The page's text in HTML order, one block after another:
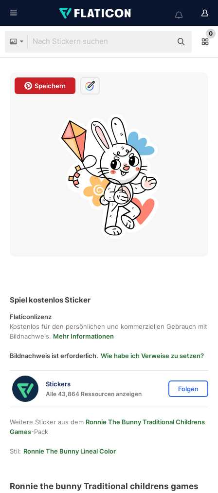
0
Speichern
Spiel kostenlos Sticker
Flaticonlizenz
Kostenlos für den persönlichen und kommerziellen Gebrauch mit
Bildnachweis. Mehr Informationen
Bildnachweis ist erforderlich. Wie habe ich Verweise zu setzen?
Stickers
Alle 43,864 Ressourcen anzeigen
Folgen
Weitere Sticker aus dem Ronnie The Bunny Traditional Childrens
Games-Pack
Stil: Ronnie The Bunny Lineal Color
Ronnie the bunny Traditional childrens games